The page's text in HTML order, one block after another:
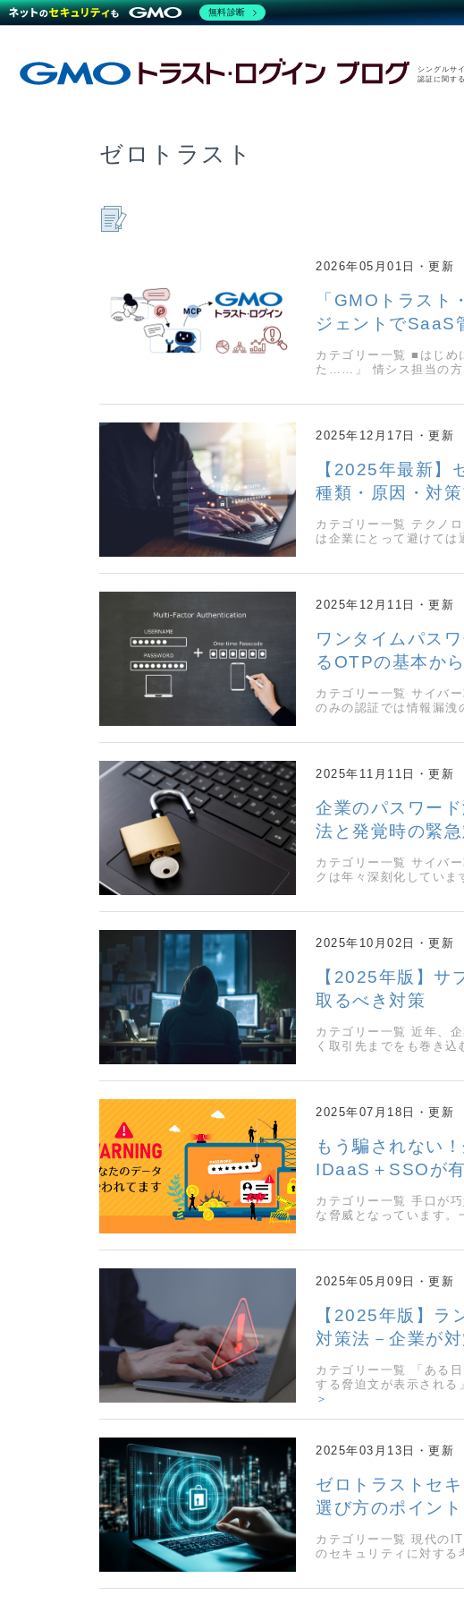
シングルサ
認証に関す
ゼロトラスト
2026年05月01日
「GMOトラス
ジェントでSaaS
カテゴリー一覧 ■はじめ
た……」 情シス担当の
2025年12月17日
【2025年最新】
種類・原因・対
カテゴリー一覧 テクノ
は企業にとって避けて
2025年12月11日
ワンタイムパス
るOTPの基本か
カテゴリー一覧 サイバ
のみの認証では情報漏洩
2025年11月11日
企業のパスワー
法と発覚時の緊
カテゴリー一覧 サイバ
クは年々深刻化してい
2025年10月02日
【2025年版】サ
取るべき対策
カテゴリー一覧 近年、
く取引先までをも巻き
2025年07月18日
もう騙されない
IDaaS＋SSOが
カテゴリー一覧 手口が
な脅威となっています
2025年05月09日
【2025年版】ラ
対策法－企業が
カテゴリー一覧 「ある
する脅迫文が表示され
＞
2025年03月13日
ゼロトラストセ
選び方のポイン
カテゴリー一覧 現代の
のセキュリティに対す
無料診断